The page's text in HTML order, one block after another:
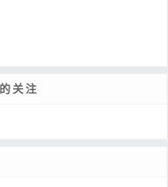
关注